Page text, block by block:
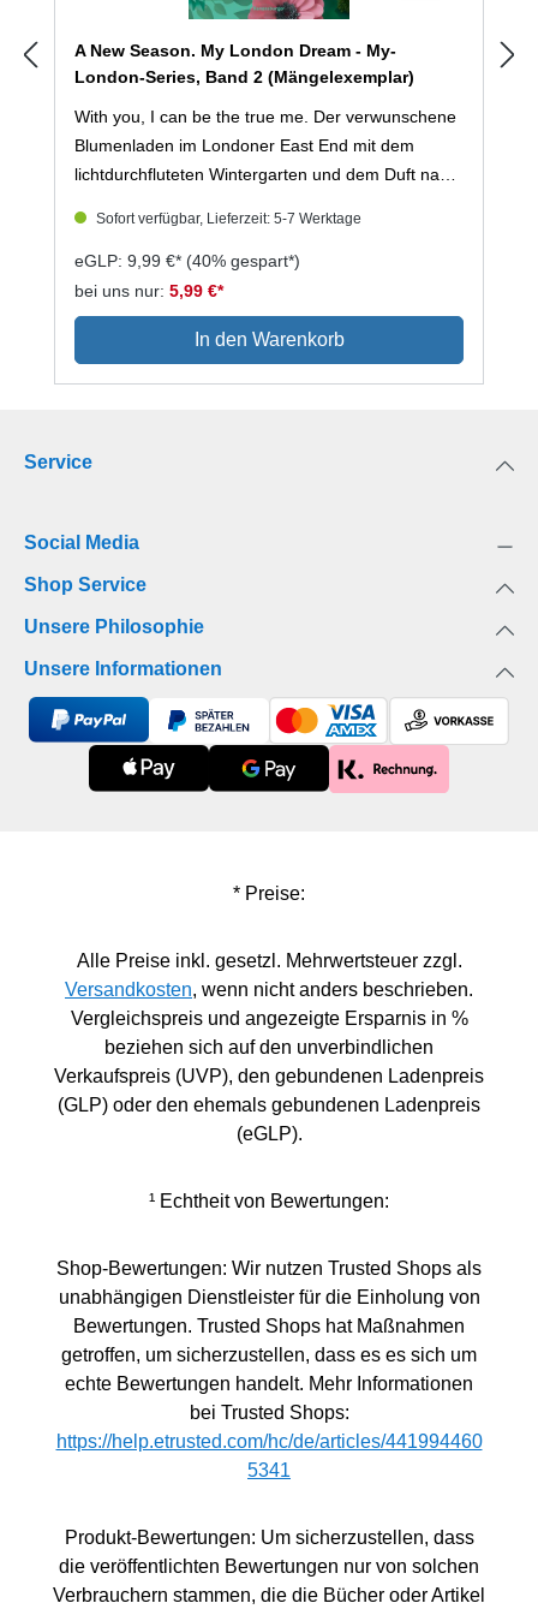
A New Season. My London Dream - My-
London-Series, Band 2 (Mängelexemplar)
With you, I can be the true me. Der verwunschene
Blumenladen im Londoner East End mit dem
lichtdurchfluteten Wintergarten und dem Duft nach
Denn er hütet ein Geheimnis: Er ist ein Mann, im
Körper einer Frau geboren, aber jeder sieht in ihm
nur Victoria, die attraktive Studentin. Als er in
Männerkleidung auf Tracey trifft, stellt er sich
kurzerhand zum ersten Mal als Vincent vor. Tracey
Vincent fasziniert, doch sie ahnt nichts von seinem
die Liebe mit Blumen gemeinsam – sie ist ebenso
schön wie zerbrechlich …
Sofort verfügbar, Lieferzeit: 5-7 Werktage
eGLP: 9,99 €* (40% gespart*)
bei uns nur: 5,99 €*
In den Warenkorb
Service
Social Media
Shop Service
Unsere Philosophie
Unsere Informationen
* Preise:
Alle Preise inkl. gesetzl. Mehrwertsteuer zzgl.
Versandkosten, wenn nicht anders beschrieben.
Vergleichspreis und angezeigte Ersparnis in %
beziehen sich auf den unverbindlichen
Verkaufspreis (UVP), den gebundenen Ladenpreis
(GLP) oder den ehemals gebundenen Ladenpreis
(eGLP).
¹ Echtheit von Bewertungen:
Shop-Bewertungen: Wir nutzen Trusted Shops als
unabhängigen Dienstleister für die Einholung von
Bewertungen. Trusted Shops hat Maßnahmen
getroffen, um sicherzustellen, dass es es sich um
echte Bewertungen handelt. Mehr Informationen
bei Trusted Shops:
https://help.etrusted.com/hc/de/articles/441994460
5341
Produkt-Bewertungen: Um sicherzustellen, dass
die veröffentlichten Bewertungen nur von solchen
Verbrauchern stammen, die die Bücher oder Artikel